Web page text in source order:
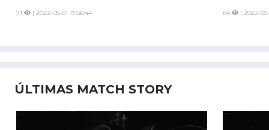
71 | 2022-05-01 17:56:44 64 | 2022-05-
ÚLTIMAS MATCH STORY